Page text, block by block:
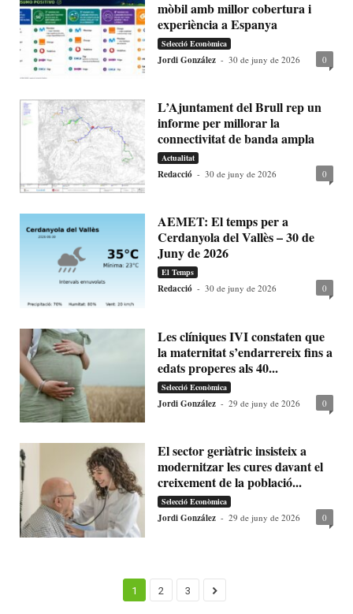
mòbil amb millor cobertura i
experiència a Espanya
Selecció Econòmica
Jordi González - 30 de juny de 2026 0
L’Ajuntament del Brull rep un
informe per millorar la
connectivitat de banda ampla
Actualitat
Redacció - 30 de juny de 2026 0
AEMET: El temps per a
Cerdanyola del Vallès – 30 de
Juny de 2026
El Temps
Redacció - 30 de juny de 2026 0
Les clíniques IVI constaten que
la maternitat s’endarrereix fins a
edats properes als 40...
Selecció Econòmica
Jordi González - 29 de juny de 2026 0
El sector geriàtric insisteix a
modernitzar les cures davant el
creixement de la població...
Selecció Econòmica
Jordi González - 29 de juny de 2026 0
1 2 3